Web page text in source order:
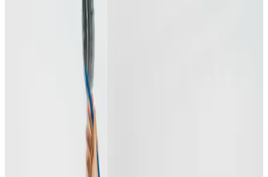
Skimmelsvamp er IKKE et rengøringsproblem — det er
et ventilationsproblem. Skimmel vokser når to
betingelser er opfyldt: luftfugtighed over 70% og
stillestående luft. Fjern betingelserne, og skimlen kan
ikke vokse. Vi installerer ventilation der holder dit hjem
permanent under skimmelgrænsen.